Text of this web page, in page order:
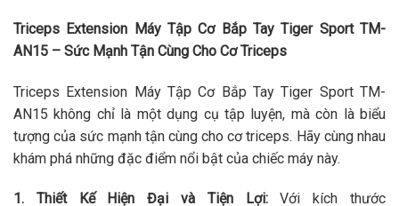
Triceps Extension Máy Tập Cơ Bắp Tay Tiger Sport TM-
AN15 – Sức Mạnh Tận Cùng Cho Cơ Triceps
Triceps Extension Máy Tập Cơ Bắp Tay Tiger Sport TM-
AN15 không chỉ là một dụng cụ tập luyện, mà còn là biểu
tượng của sức mạnh tận cùng cho cơ triceps. Hãy cùng nhau
khám phá những đặc điểm nổi bật của chiếc máy này.
1. Thiết Kế Hiện Đại và Tiện Lợi:Với kích thước